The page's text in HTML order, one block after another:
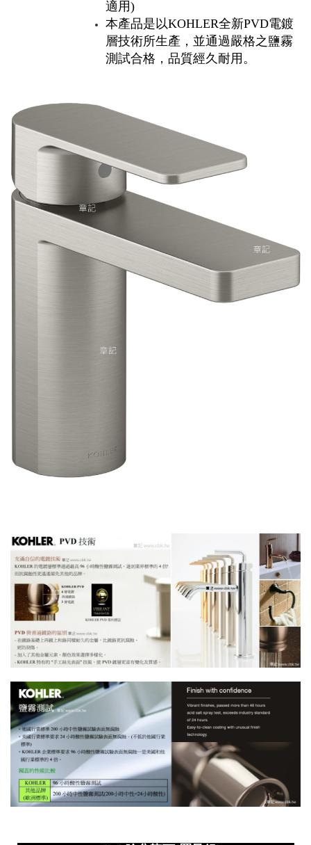
適用)
本產品是以KOHLER全新PVD電鍍
層技術所生產，並通過嚴格之鹽霧
測試合格，品質經久耐用。